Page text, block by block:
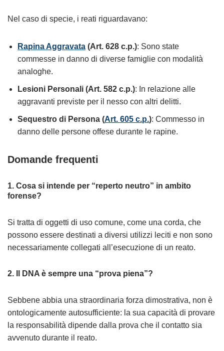
Nel caso di specie, i reati riguardavano:
Rapina Aggravata (Art. 628 c.p.): Sono state
commesse in danno di diverse famiglie con modalità
analoghe.
Lesioni Personali (Art. 582 c.p.): In relazione alle
aggravanti previste per il nesso con altri delitti.
Sequestro di Persona (Art. 605 c.p.): Commesso in
danno delle persone offese durante le rapine.
Domande frequenti
1. Cosa si intende per “reperto neutro” in ambito
forense?
Si tratta di oggetti di uso comune, come una corda, che
possono essere destinati a diversi utilizzi leciti e non sono
necessariamente collegati all’esecuzione di un reato.
2. Il DNA è sempre una “prova piena”?
Sebbene abbia una straordinaria forza dimostrativa, non è
ontologicamente autosufficiente: la sua capacità di provare
la responsabilità dipende dalla prova che il contatto sia
avvenuto durante il reato.